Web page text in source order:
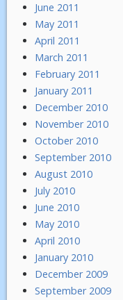
June 2011
May 2011
April 2011
March 2011
February 2011
January 2011
December 2010
November 2010
October 2010
September 2010
August 2010
July 2010
June 2010
May 2010
April 2010
January 2010
December 2009
September 2009